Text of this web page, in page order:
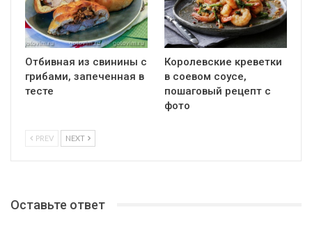
Отбивная из свинины с
грибами, запеченная в
тесте
Королевские креветки
в соевом соусе,
пошаговый рецепт с
фото
PREV NEXT
Оставьте ответ